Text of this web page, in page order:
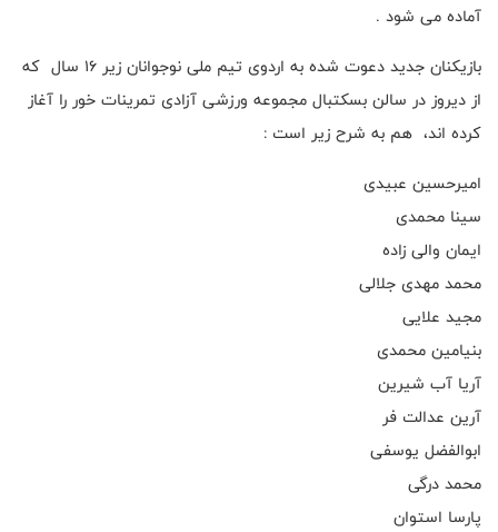
آماده می شود .
بازیکنان جدید دعوت شده به اردوی تیم ملی نوجوانان زیر ۱۶ سال که
از دیروز در سالن بسکتبال مجموعه ورزشی آزادی تمرینات خور را آغاز
کرده اند، هم به شرح زیر است :
امیرحسین عبیدی
سینا محمدی
ایمان والی زاده
محمد مهدی جلالی
مجید علایی
بنیامین محمدی
آریا آب شیرین
آرین عدالت فر
ابوالفضل یوسفی
محمد درگی
پارسا استوان